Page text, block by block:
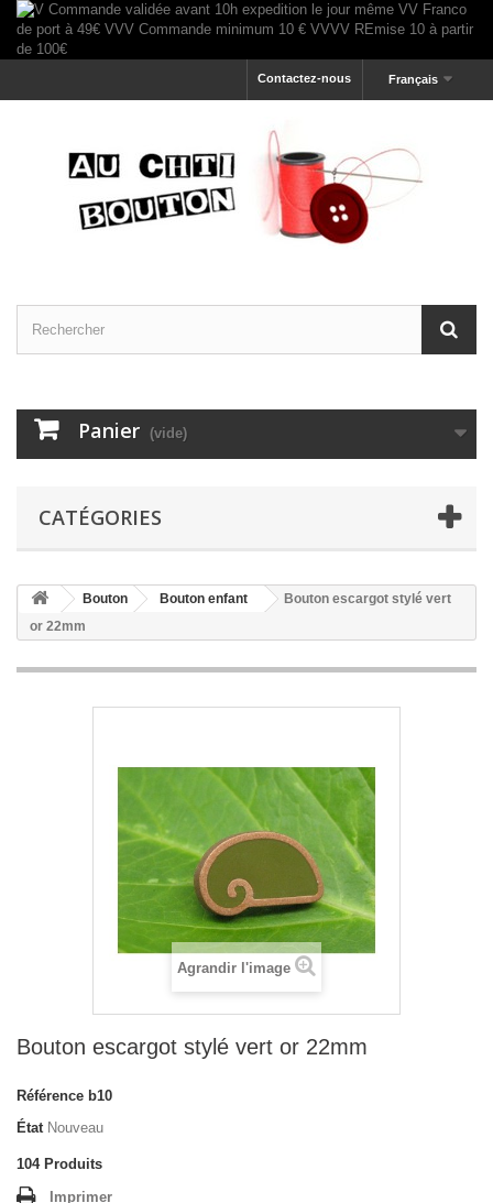
Français
Contactez-nous
Panier (vide)
CATÉGORIES
Bouton Bouton enfant
Bouton escargot stylé vert
or 22mm
Agrandir l'image
Bouton escargot stylé vert or 22mm
Référence b10
État Nouveau
104 Produits
Imprimer